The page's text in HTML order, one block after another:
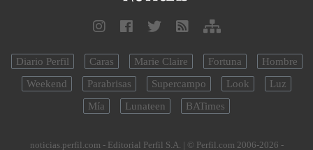
Diario Perfil Caras Marie Claire Fortuna
Hombre
Weekend
Parabrisas Supercampo Look
Luz
Mía
Lunateen BATimes
noticias.perfil.com - Editorial Perfil S.A. | © Perfil.com 2006-2026 -